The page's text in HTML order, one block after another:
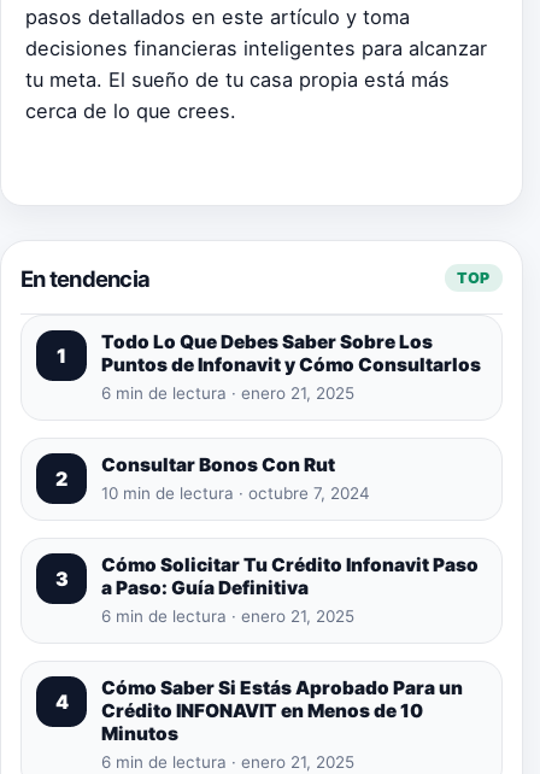
pasos detallados en este artículo y toma
decisiones financieras inteligentes para alcanzar
tu meta. El sueño de tu casa propia está más
cerca de lo que crees.
En tendencia TOP
1
Todo Lo Que Debes Saber Sobre Los
Puntos de Infonavit y Cómo Consultarlos
6 min de lectura · enero 21, 2025
2
Consultar Bonos Con Rut
10 min de lectura · octubre 7, 2024
3
Cómo Solicitar Tu Crédito Infonavit Paso
a Paso: Guía Definitiva
6 min de lectura · enero 21, 2025
4
Cómo Saber Si Estás Aprobado Para un
Crédito INFONAVIT en Menos de 10
Minutos
6 min de lectura · enero 21, 2025